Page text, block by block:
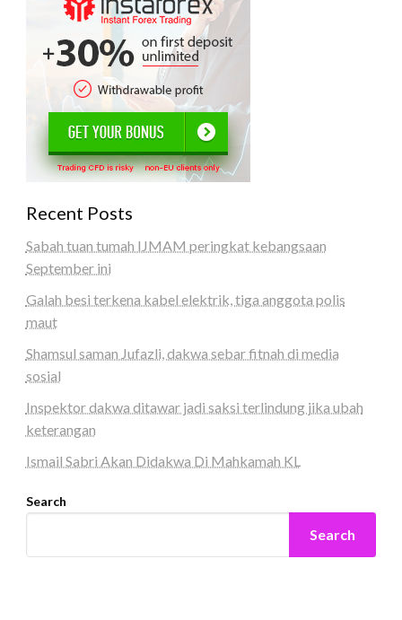
Recent Posts
Sabah tuan tumah IJMAM peringkat kebangsaan
September ini
Galah besi terkena kabel elektrik, tiga anggota polis
maut
Shamsul saman Jufazli, dakwa sebar fitnah di media
sosial
Inspektor dakwa ditawar jadi saksi terlindung jika ubah
keterangan
Ismail Sabri Akan Didakwa Di Mahkamah KL
Search
Search